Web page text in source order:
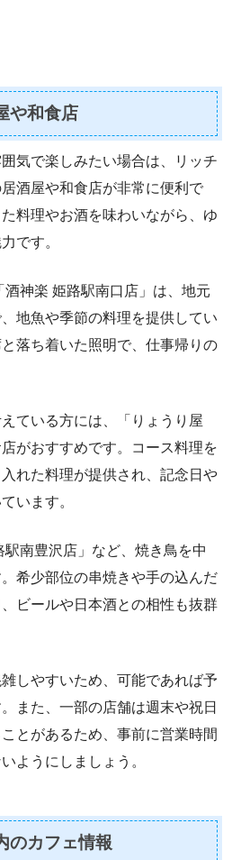
や和食店
気で楽しみたい場合は、リッチ
酒屋や和食店が非常に便利で
料理やお酒を味わいながら、ゆ
です。
酒神楽 姫路駅南口店」は、地元
地魚や季節の料理を提供してい
落ち着いた照明で、仕事帰りの
ている方には、「りょうり屋
がおすすめです。コース料理を
れた料理が提供され、記念日や
います。
南豊沢店」など、焼き鳥を中
希少部位の串焼きや手の込んだ
ビールや日本酒との相性も抜群
しやすいため、可能であれば予
また、一部の店舗は週末や祝日
とがあるため、事前に営業時間
ようにしましょう。
のカフェ情報